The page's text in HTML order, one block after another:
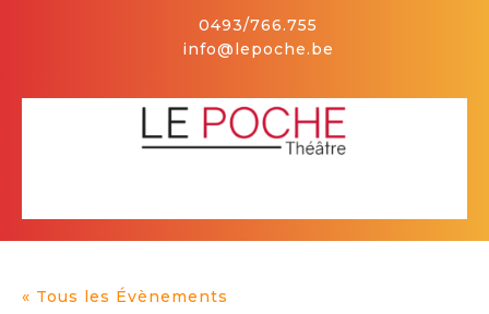
0493/766.755
info@lepoche.be
Button
« Tous les Évènements